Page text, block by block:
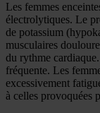
Les femmes
électrolytiques. Le
de potassium
musculaires
du rythme
fréquente. Les
excessivement
à celles provoquées